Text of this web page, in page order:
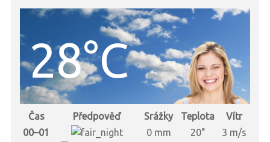
28°C
Čas Předpověď Srážky Teplota
Vítr
00–01
0 mm 20°
3 m/s